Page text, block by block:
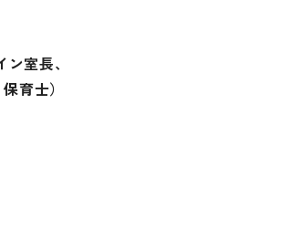
室長、
育士）